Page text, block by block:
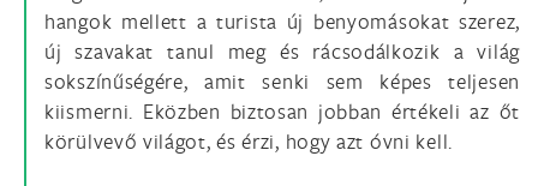
hangok mellett a turista új benyomásokat szerez,
új szavakat tanul meg és rácsodálkozik a világ
sokszínűségére, amit senki sem képes teljesen
kiismerni. Eközben biztosan jobban értékeli az őt
körülvevő világot, és érzi, hogy azt óvni kell.